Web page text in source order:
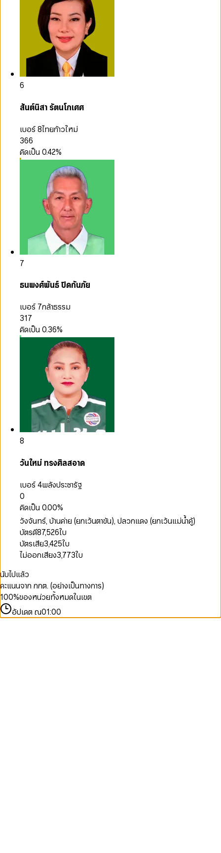
6
สันต์นิสา รัตนโกเศศ
เบอร์ 8ไทยก้าวใหม่
366
คิดเป็น0.42%
7
ธนพงศ์พันธ์ ปิดกันภัย
เบอร์ 7กล้าธรรม
317
คิดเป็น0.36%
8
วันใหม่ ทรงศิลสอาด
เบอร์ 4พลังประชารัฐ
0
คิดเป็น0.00%
วังจันทร์, บ้านค่าย (ยกเว้นตาขัน), ปลวกแดง (ยกเว้นแม่น้ำคู้)
บัตรดี87,526ใบ
บัตรเสีย3,425ใบ
ไม่ออกเสียง3,773ใบ
นับไปแล้ว
คะแนนจาก กกต. (อย่างเป็นทางการ)
100%ของหน่วยทั้งหมดในเขต
อัปเดต ณ01:00